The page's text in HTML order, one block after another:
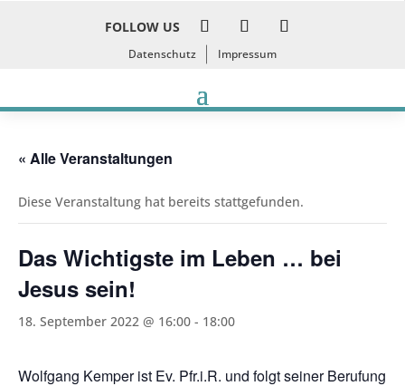
FOLLOW US
Datenschutz Impressum
« Alle Veranstaltungen
Diese Veranstaltung hat bereits stattgefunden.
Das Wichtigste im Leben … bei
Jesus sein!
18. September 2022 @ 16:00 - 18:00
Wolfgang Kemper ist Ev. Pfr.i.R. und folgt seiner Berufung